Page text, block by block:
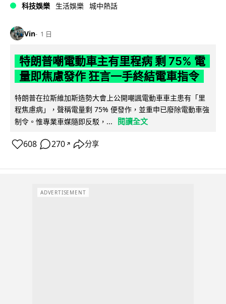
科技娛樂 生活娛樂 城中熱話
Vin 1 日
特朗普嘲電動車主有里程病 剩 75% 電
量即焦慮發作 狂言一手終結電車指令
特朗普在拉斯維加斯造勢大會上公開嘲諷電動車車主患有「里
程焦慮病」，聲稱電量剩 75% 便發作，並重申已廢除電動車強
制令。惟專業車媒隨即反駁，...
閱讀全文
608 270 ↗ 分享
ADVERTISEMENT